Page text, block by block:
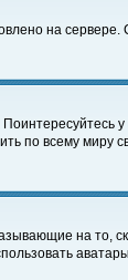
на
по всему миру
на то,